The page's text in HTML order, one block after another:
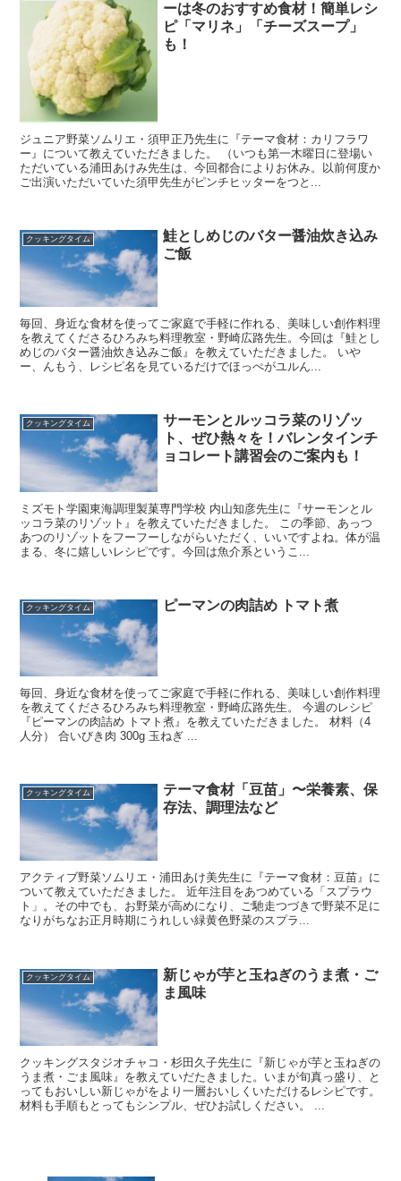
ーは冬のおすすめ食材！簡単レシ
ピ「マリネ」「チーズスープ」
も！
ジュニア野菜ソムリエ・須甲正乃先生に『テーマ食材：カリフラワ
ー』について教えていただきました。 （いつも第一木曜日に登場い
ただいている浦田あけみ先生は、今回都合によりお休み。以前何度か
ご出演いただいていた須甲先生がピンチヒッターをつと...
クッキングタイム
鮭としめじのバター醤油炊き込み
ご飯
毎回、身近な食材を使ってご家庭で手軽に作れる、美味しい創作料理
を教えてくださるひろみち料理教室・野崎広路先生。今回は『鮭とし
めじのバター醤油炊き込みご飯』を教えていただきました。 いや
ー、んもう、レシピ名を見ているだけでほっぺがユルん...
クッキングタイム
サーモンとルッコラ菜のリゾッ
ト、ぜひ熱々を！バレンタインチ
ョコレート講習会のご案内も！
ミズモト学園東海調理製菓専門学校 内山知彦先生に『サーモンとル
ッコラ菜のリゾット』を教えていただきました。 この季節、あっつ
あつのリゾットをフーフーしながらいただく、いいですよね。体が温
まる、冬に嬉しいレシピです。今回は魚介系というこ...
クッキングタイム ピーマンの肉詰め トマト煮
毎回、身近な食材を使ってご家庭で手軽に作れる、美味しい創作料理
を教えてくださるひろみち料理教室・野崎広路先生。 今週のレシピ
『ピーマンの肉詰め トマト煮』を教えていただきました。 材料（4
人分） 合いびき肉 300g 玉ねぎ ...
クッキングタイム
テーマ食材「豆苗」〜栄養素、保
存法、調理法など
アクティブ野菜ソムリエ・浦田あけ美先生に『テーマ食材：豆苗』に
ついて教えていただきました。 近年注目をあつめている「スプラウ
ト」。その中でも、お野菜が高めになり、ご馳走つづきで野菜不足に
なりがちなお正月時期にうれしい緑黄色野菜のスプラ...
クッキングタイム
新じゃが芋と玉ねぎのうま煮・ご
ま風味
クッキングスタジオチャコ・杉田久子先生に『新じゃが芋と玉ねぎの
うま煮・ごま風味』を教えていだたきました。いまが旬真っ盛り、と
ってもおいしい新じゃがをより一層おいしくいただけるレシピです。
材料も手順もとってもシンプル、ぜひお試しください。 ...